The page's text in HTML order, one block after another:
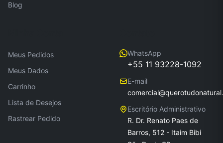
Blog
Meus Pedidos
Meus Dados
Carrinho
Lista de Desejos
Rastrear Pedido
WhatsApp
+55 11 93228-1092
E-mail
Escritório Administrativo
R. Dr. Renato Paes de
Barros, 512 - Itaim Bibi